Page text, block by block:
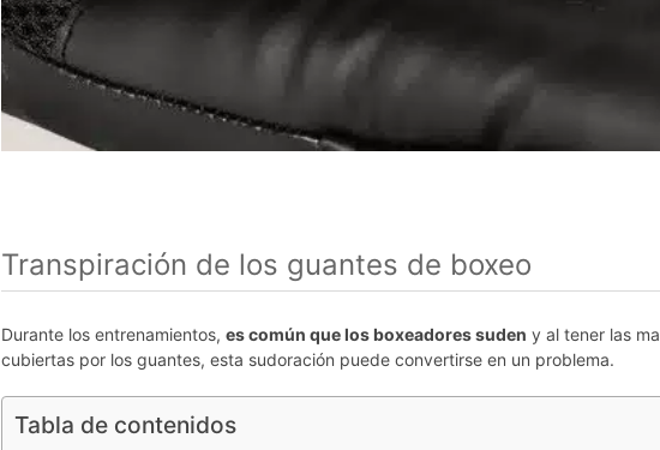
Transpiración de los guantes de boxeo
Durante los entrenamientos, es común que los boxeadores suden y al tener las
cubiertas por los guantes, esta sudoración puede convertirse en un problema.
Tabla de contenidos